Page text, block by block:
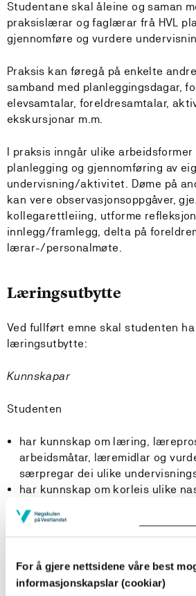
For å gjere nettsidene våre best
informasjonskapslar (cookiar)
Studentane skal åleine og saman
praksislærar og faglærar frå HVL
gjennomføre og vurdere
Praksis kan føregå på enkelte
samband med planleggingsdagar,
elevsamtalar, foreldresamtalar,
ekskursjonar m.m.
I praksis inngår ulike
planlegging og gjennomføring av
undervisning/aktivitet. Døme på
kan vere observasjonsoppgåver,
kollegarettleiing, utforme
innlegg/framlegg, delta på
lærar-/personalmøte.
Læringsutbytte
Ved fullført emne skal studenten
læringsutbytte:
Kunnskapar
Studenten
har kunnskap om læring,
arbeidsmåtar, læremidlar og
særpregar dei ulike
har kunnskap om korleis ulike
satsingsområde kan ha
elevane si læring
har kunnskap om skulen sitt
medverknad